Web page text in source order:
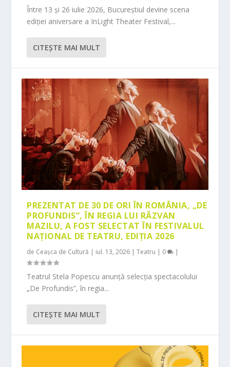
Între 13 și 26 iulie 2026, Bucureștiul devine scena
ediției aniversare a InLight Theater Festival,...
CITEŞTE MAI MULT
PREZENTAT DE 30 DE ORI ÎN ROMÂNIA, „DE
PROFUNDIS”, ÎN REGIA LUI RĂZVAN
MAZILU, A FOST SELECTAT ÎN FESTIVALUL
NAȚIONAL DE TEATRU, EDIȚIA 2026
de Ceașca de Cultură | iul. 13, 2026 |Teatru | 0 |
Teatrul Stela Popescu anunță selecția spectacolului
„De Profundis”, în regia...
CITEŞTE MAI MULT